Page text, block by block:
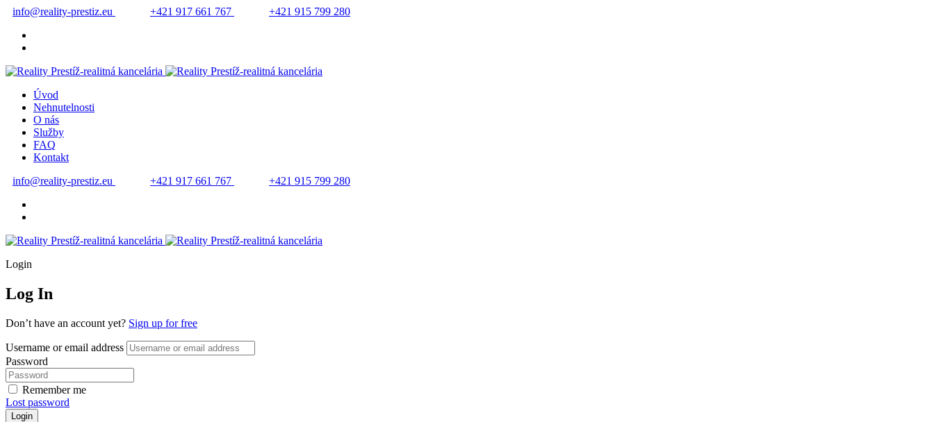
info@reality-prestiz.eu +421 917 661 767 +421 915 799 280
Úvod
Nehnutelnosti
O nás
Služby
FAQ
Kontakt
info@reality-prestiz.eu
+421 917 661 767 +421 915 799 280
Login
Log In
Don’t have an account yet? Sign up for free
Username or email address
Password
Remember me
Lost password
Login